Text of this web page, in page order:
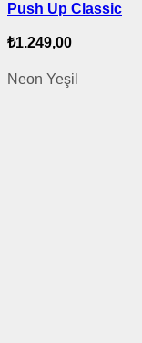
Push Up Classic
₺1.249,00
Neon Yeşil